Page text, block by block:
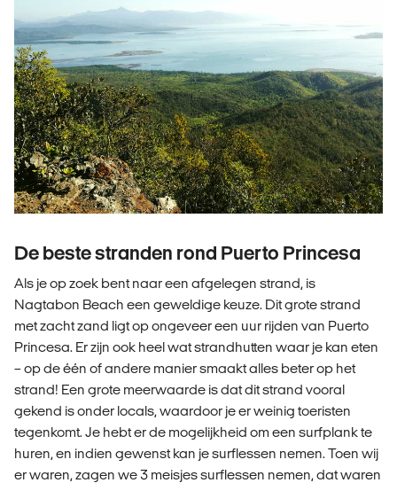
De beste stranden rond Puerto Princesa
Als je op zoek bent naar een afgelegen strand, is
Nagtabon Beach een geweldige keuze. Dit grote strand
met zacht zand ligt op ongeveer een uur rijden van Puerto
Princesa. Er zijn ook heel wat strandhutten waar je kan eten
– op de één of andere manier smaakt alles beter op het
strand! Een grote meerwaarde is dat dit strand vooral
gekend is onder locals, waardoor je er weinig toeristen
tegenkomt. Je hebt er de mogelijkheid om een surfplank te
huren, en indien gewenst kan je surflessen nemen. Toen wij
er waren, zagen we 3 meisjes surflessen nemen, dat waren